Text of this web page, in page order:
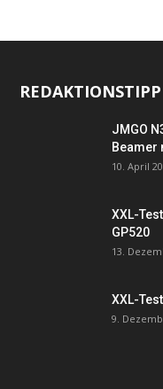
REDAKTIONSTIPP
JMGO
Beamer
10. April
XXL-
GP520
13.
XXL-
9.